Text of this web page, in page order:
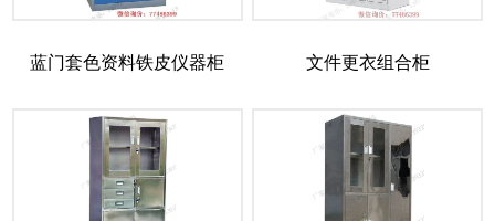
蓝门套色资料铁皮仪器柜 文件更衣组合柜